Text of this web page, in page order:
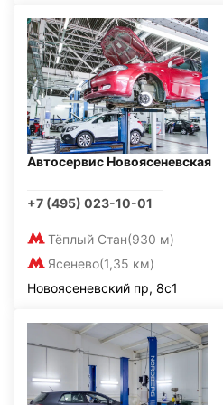
Автосервис Новоясеневская
+7 (495) 023-10-01
Тёплый Стан(930 м)
Ясенево(1,35 км)
Новоясеневский пр, 8с1